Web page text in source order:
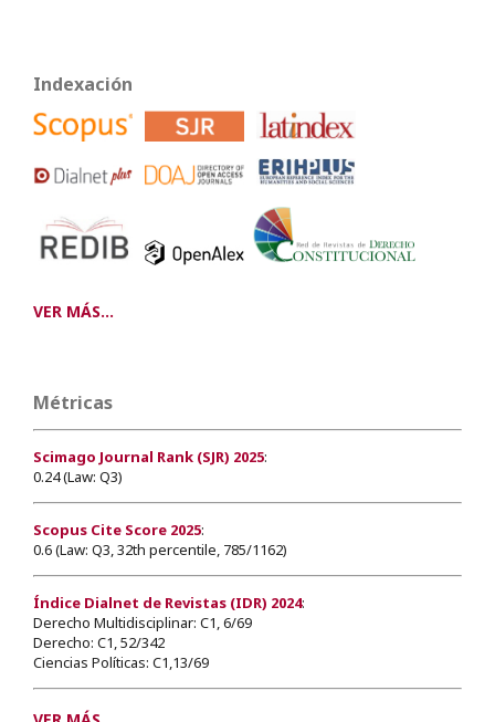
Indexación
VER MÁS...
Métricas
Scimago Journal Rank (SJR) 2025:
0.24 (Law: Q3)
Scopus Cite Score 2025:
0.6 (Law: Q3, 32th percentile, 785/1162)
Índice Dialnet de Revistas (IDR) 2024:
Derecho Multidisciplinar: C1, 6/69
Derecho: C1, 52/342
Ciencias Políticas: C1,13/69